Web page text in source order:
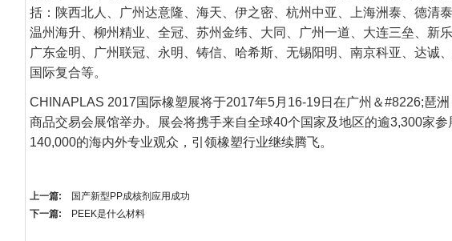
括：陕西北人、广州达意隆、海天、伊之密、杭州中亚、上海洲泰、德清泰
温州海升、柳州精业、全冠、苏州金纬、大同、广州一道、大连三垒、新乐
广东金明、广州联冠、永明、铸信、哈希斯、无锡阳明、南京科亚、达诚
国际复合等。
CHINAPLAS 2017国际橡塑展将于2017年5月16-19日在广州＆#8226;琶
商品交易会展馆举办。展会将携手来自全球40个国家及地区的逾3,300家
140,000的海内外专业观众，引领橡塑行业继续腾飞。
上一篇:
国产新型PP成核剂应用成功
下一篇:
PEEK是什么材料